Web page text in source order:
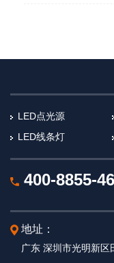
LED点光源
LED线条灯
400-8855-
地址：
广东 深圳市光明新区